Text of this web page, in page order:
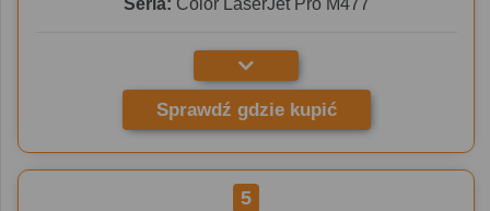
Sprawdź gdzie kupić
5